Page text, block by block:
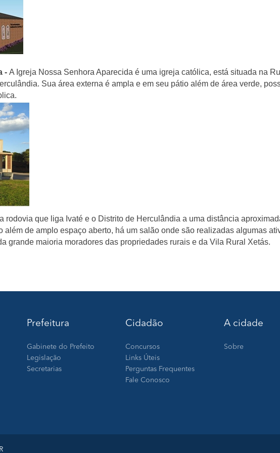
- A Igreja Nossa Senhora Aparecida é uma igreja católica, está situada na
Sua área externa é ampla e em seu pátio além de área verde,
rodovia que liga Ivaté e o Distrito de Herculândia a uma distância
além de amplo espaço aberto, há um salão onde são realizadas algumas
grande maioria moradores das propriedades rurais e da Vila Rural Xetás.
Prefeitura
Gabinete do Prefeito
Legislação
Secretarias
Cidadão
Concursos
Links Úteis
Perguntas Frequentes
Fale Conosco
A cidade
Sobre